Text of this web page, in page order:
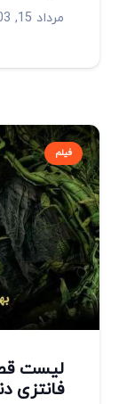
مرداد 15, 1403
فیلم
لیست
فانتزی دنیا تا